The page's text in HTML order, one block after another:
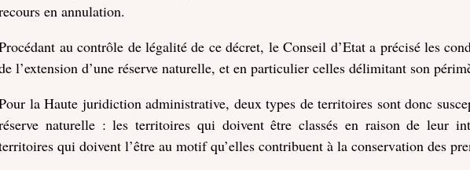
en annulation.
au contrôle de légalité de ce décret, le Conseil d’Etat a précisé les
l’extension d’une réserve naturelle, et en particulier celles délimitant son
la Haute juridiction administrative, deux types de territoires sont donc
naturelle : les territoires qui doivent être classés en raison de leur
qui doivent l’être au motif qu’elles contribuent à la conservation des